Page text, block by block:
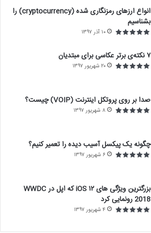
انواع ارزهای رمزنگاری شده (cryptocurrency) را
بشناسیم
۱۰ آذر ۱۳۹۷
۷ نکته‌ی برتر عکاسی برای مبتديان
۲۰ شهریور ۱۳۹۷
صدا بر روی پروتکل اینترنت (VOIP) چیست؟
۸ شهریور ۱۳۹۷
چگونه یک پیکسل آسیب دیده را تعمیر کنیم؟
۶ شهریور ۱۳۹۷
بزرگترین ویژگی های ۱۲ iOS که اپل در WWDC
2018 رونمایی کرد
۴ شهریور ۱۳۹۷